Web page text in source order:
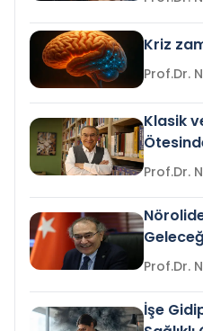
Kriz
Klasik
İşe